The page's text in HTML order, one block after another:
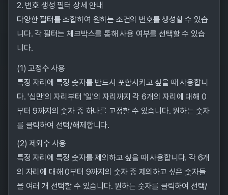
2. 번호 생성 필터 상세 안내
다양한 필터를 조합하여 원하는 조건의 번호를 생성할 수 있습
니다. 각 필터는 체크박스를 통해 사용 여부를 선택할 수 있습
니다.
(1) 고정수 사용
특정 자리에 특정 숫자를 반드시 포함시키고 싶을 때 사용합니
다. '십만'의 자리부터 '일'의 자리까지 각 6개의 자리에 대해 0
부터 9까지의 숫자 중 하나를 고정할 수 있습니다. 원하는 숫자
를 클릭하여 선택/해제합니다.
(2) 제외수 사용
특정 자리에 특정 숫자를 제외하고 싶을 때 사용합니다. 각 6개
의 자리에 대해 0부터 9까지의 숫자 중 제외하고 싶은 숫자들
을 여러 개 선택할 수 있습니다. 원하는 숫자를 클릭하여 선택/